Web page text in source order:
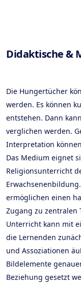
Didaktische &
Die Hungertücher
werden. Es können
entstehen. Dann
verglichen werden.
Interpretation
Das Medium eignet
Religionsunterricht
ermöglichen einen
Zugang zu zentralen
Unterricht kann mit
die Lernenden
und Assoziationen
Bildelemente
Beziehung gesetzt